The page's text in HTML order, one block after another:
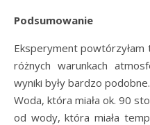
Podsumowanie
Eksperyment
różnych warunkach
wyniki były bardzo podobne.
Woda, która miała ok. 90
od wody, która miała